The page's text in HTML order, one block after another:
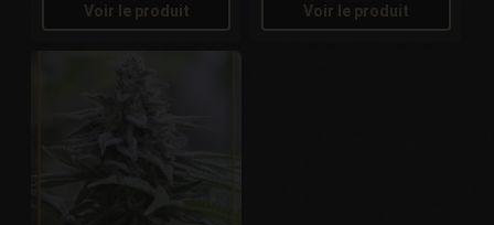
Voir le produit Voir le produit